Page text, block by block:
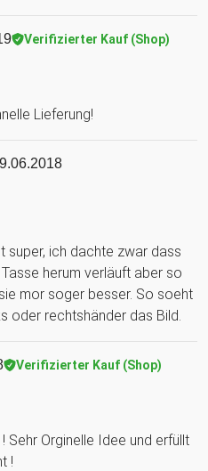
Verifizierter Kauf (Shop)
Lieferung!
super, ich dachte zwar dass
herum verläuft aber so
mor soger besser. So soeht
oder rechtshänder das Bild.
Verifizierter Kauf (Shop)
Sehr Orginelle Idee und erfüllt
!